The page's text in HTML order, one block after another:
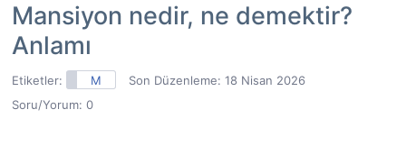
Mansiyon nedir, ne demektir?
Anlamı
Etiketler: M Son Düzenleme: 18 Nisan 2026
Soru/Yorum: 0